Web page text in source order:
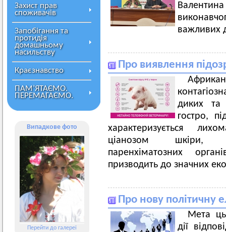
Захист прав
споживачів
Запобігання та
протидія
домашньому
насильству
Краєзнавство
ПАМ’ЯТАЄМО.
ПЕРЕМАГАЄМО.
Випадкове фото
Перейти до галереї
важливих
Про виявлення
диких та
гостро,
характеризується
ціанозом шкіри,
паренхіматозних
призводить до значних
Про нову політичну
Мета
дії